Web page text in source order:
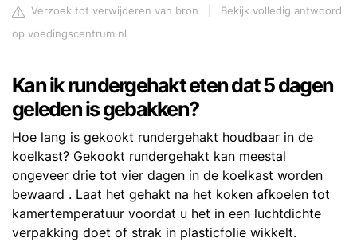
Verzoek tot verwijderen van bron
Bekijk volledig antwoord
op voedingscentrum.nl
Kan ik rundergehakt eten dat 5 dagen
geleden is gebakken?
Hoe lang is gekookt rundergehakt houdbaar in de
koelkast? Gekookt rundergehakt kan meestal
ongeveer drie tot vier dagen in de koelkast worden
bewaard . Laat het gehakt na het koken afkoelen tot
kamertemperatuur voordat u het in een luchtdichte
verpakking doet of strak in plasticfolie wikkelt.